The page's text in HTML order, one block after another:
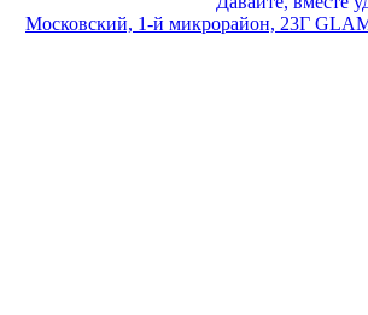
Московский, 1-й микрорайон, 23Г